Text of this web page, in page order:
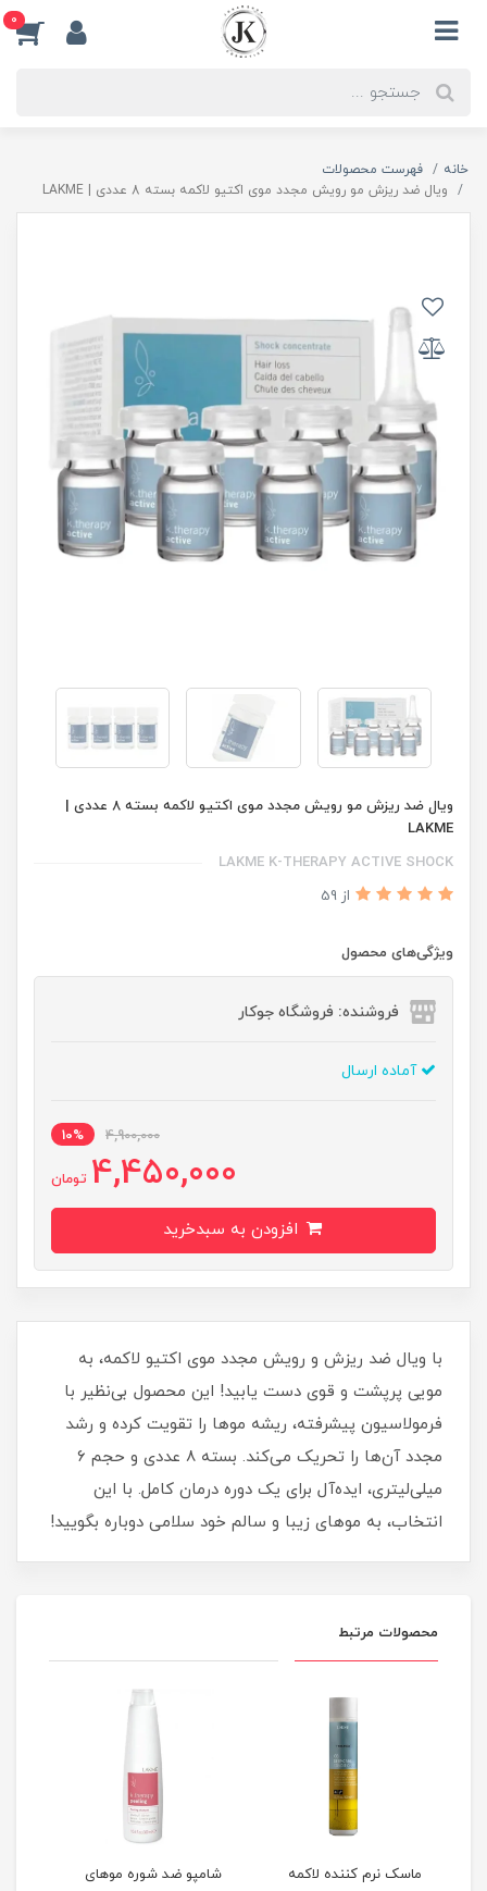
0
خانه
فهرست محصولات
ویال ضد ریزش مو رویش مجدد موی اکتیو لاکمه بسته 8 عددی | LAKME
ویال ضد ریزش مو رویش مجدد موی اکتیو لاکمه بسته 8 عددی |
LAKME
LAKME K-THERAPY ACTIVE SHOCK
از 59
ویژگی‌های محصول
فروشنده: فروشگاه جوکار
آماده ارسال
4,900,000
10%
4,450,000 تومان
با ویال ضد ریزش و رویش مجدد موی اکتیو لاکمه، به
مویی پرپشت و قوی دست یابید! این محصول بی‌نظیر با
فرمولاسیون پیشرفته، ریشه موها را تقویت کرده و رشد
مجدد آن‌ها را تحریک می‌کند. بسته ۸ عددی و حجم ۶
میلی‌لیتری، ایده‌آل برای یک دوره درمان کامل. با این
انتخاب، به موهای زیبا و سالم خود سلامی دوباره بگویید!
محصولات مرتبط
ماسک نرم کننده لاکمه
شامپو ضد شوره موهای